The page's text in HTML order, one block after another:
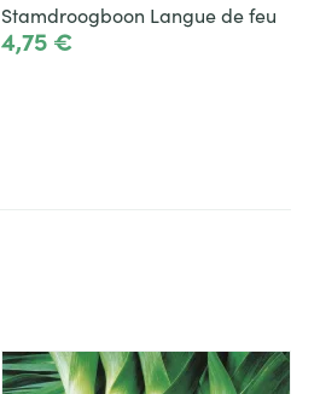
Stamdroogboon Langue de feu
4,75 €